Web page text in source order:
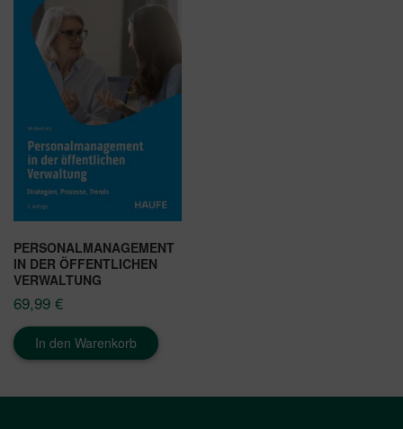
PERSONALMANAGEMENT
IN DER ÖFFENTLICHEN
VERWALTUNG
69,99 €
In den Warenkorb